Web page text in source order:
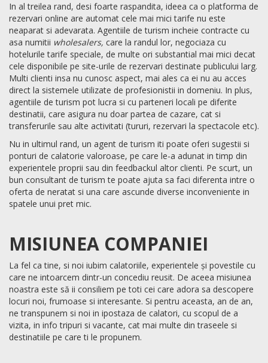
In al treilea rand, desi foarte raspandita, ideea ca o platforma de
rezervari online are automat cele mai mici tarife nu este
neaparat si adevarata. Agentiile de turism incheie contracte cu
asa numitii wholesalers, care la randul lor, negociaza cu
hotelurile tarife speciale, de multe ori substantial mai mici decat
cele disponibile pe site-urile de rezervari destinate publicului larg.
Multi clienti insa nu cunosc aspect, mai ales ca ei nu au acces
direct la sistemele utilizate de profesionistii in domeniu. In plus,
agentiile de turism pot lucra si cu parteneri locali pe diferite
destinatii, care asigura nu doar partea de cazare, cat si
transferurile sau alte activitati (tururi, rezervari la spectacole etc).
Nu in ultimul rand, un agent de turism iti poate oferi sugestii si
ponturi de calatorie valoroase, pe care le-a adunat in timp din
experientele proprii sau din feedbackul altor clienti. Pe scurt, un
bun consultant de turism te poate ajuta sa faci diferenta intre o
oferta de neratat si una care ascunde diverse inconveniente in
spatele unui pret mic.
MISIUNEA COMPANIEI
La fel ca tine, si noi iubim calatoriile, experientele și povestile cu
care ne intoarcem dintr-un concediu reusit. De aceea misiunea
noastra este să ii consiliem pe toti cei care adora sa descopere
locuri noi, frumoase si interesante. Si pentru aceasta, an de an,
ne transpunem si noi in ipostaza de calatori, cu scopul de a
vizita, in info tripuri si vacante, cat mai multe din traseele si
destinatiile pe care ti le propunem.